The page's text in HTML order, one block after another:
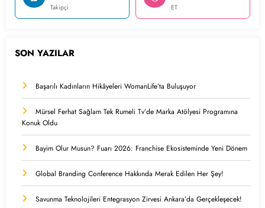
Takipçi ET
SON YAZILAR
Başarılı Kadınların Hikâyeleri WomanLife’ta Buluşuyor
Mürsel Ferhat Sağlam Tek Rumeli Tv’de Marka Atölyesi Programına
Konuk Oldu
Bayim Olur Musun? Fuarı 2026: Franchise Ekosisteminde Yeni Dönem
Global Branding Conference Hakkında Merak Edilen Her Şey!
Savunma Teknolojileri Entegrasyon Zirvesi Ankara’da Gerçekleşecek!